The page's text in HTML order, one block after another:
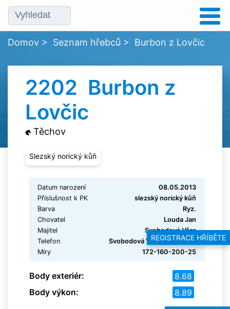
REGISTRACE HŘÍBĚTE
Domov > Seznam hřebců > Burbon z Lovčic
2202 Burbon z
Lovčic
Těchov
Slezský norický kůň
Datum narození
08.05.2013
Příslušnost k PK
slezský norický kůň
Barva
Ryz.
Chovatel
Louda Jan
Majitel
Svobodová Věra
Telefon
Svobodová Věra 721417175
Míry
172-160-200-25
Body exteriér:
8.68
Body výkon:
8.89